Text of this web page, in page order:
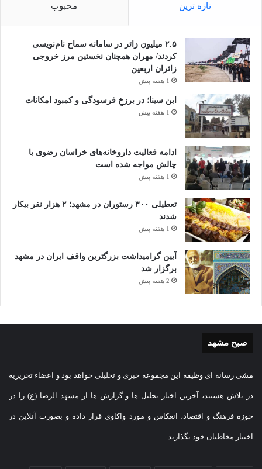
تازه ترین محبوب
۲.۵ میلیون زائر در سامانه سماح نام‌نویسی
کردند/ مهران همچنان نخستین مرز خروجی
زائران اربعین
1 هفته پیش
ابن سینا؛ در برزخِ فرسودگی و کمبود امکانات
1 هفته پیش
ادامه فعالیت داروخانه‌های خراسان رضوی با
چالش مواجه شده است
1 هفته پیش
تعطیلی ۳۰۰ رستوران در مشهد؛ ۲ هزار نفر بیکار
شدند
1 هفته پیش
آیین گرامیداشت بزرگترین واقف ایران در مشهد
برگزار شد
2 هفته پیش
صبح مشهد
مشی رسانه ای وظیفه این مجموعه خبری و تحلیلی خواهد بود و اعضاء تحریریه
در تلاش هستند، آخرین اخبار تحلیل ها و گزارش ها از مشهد الرضا (ع) را در
حوزه فرهنگ و اقتصاد، انعکاس و مورد واکاوی قرار داده و بصورت آنلاین در
اختیار مخاطبان خود بگذارند.